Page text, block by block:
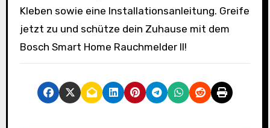
Kleben sowie eine Installationsanleitung. Greife
jetzt zu und schütze dein Zuhause mit dem
Bosch Smart Home Rauchmelder II!